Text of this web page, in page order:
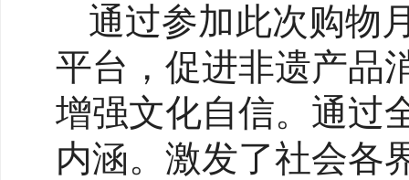
通过参加此次购物
平台，促进非遗产品
增强文化自信。通过
内涵。激发了社会各